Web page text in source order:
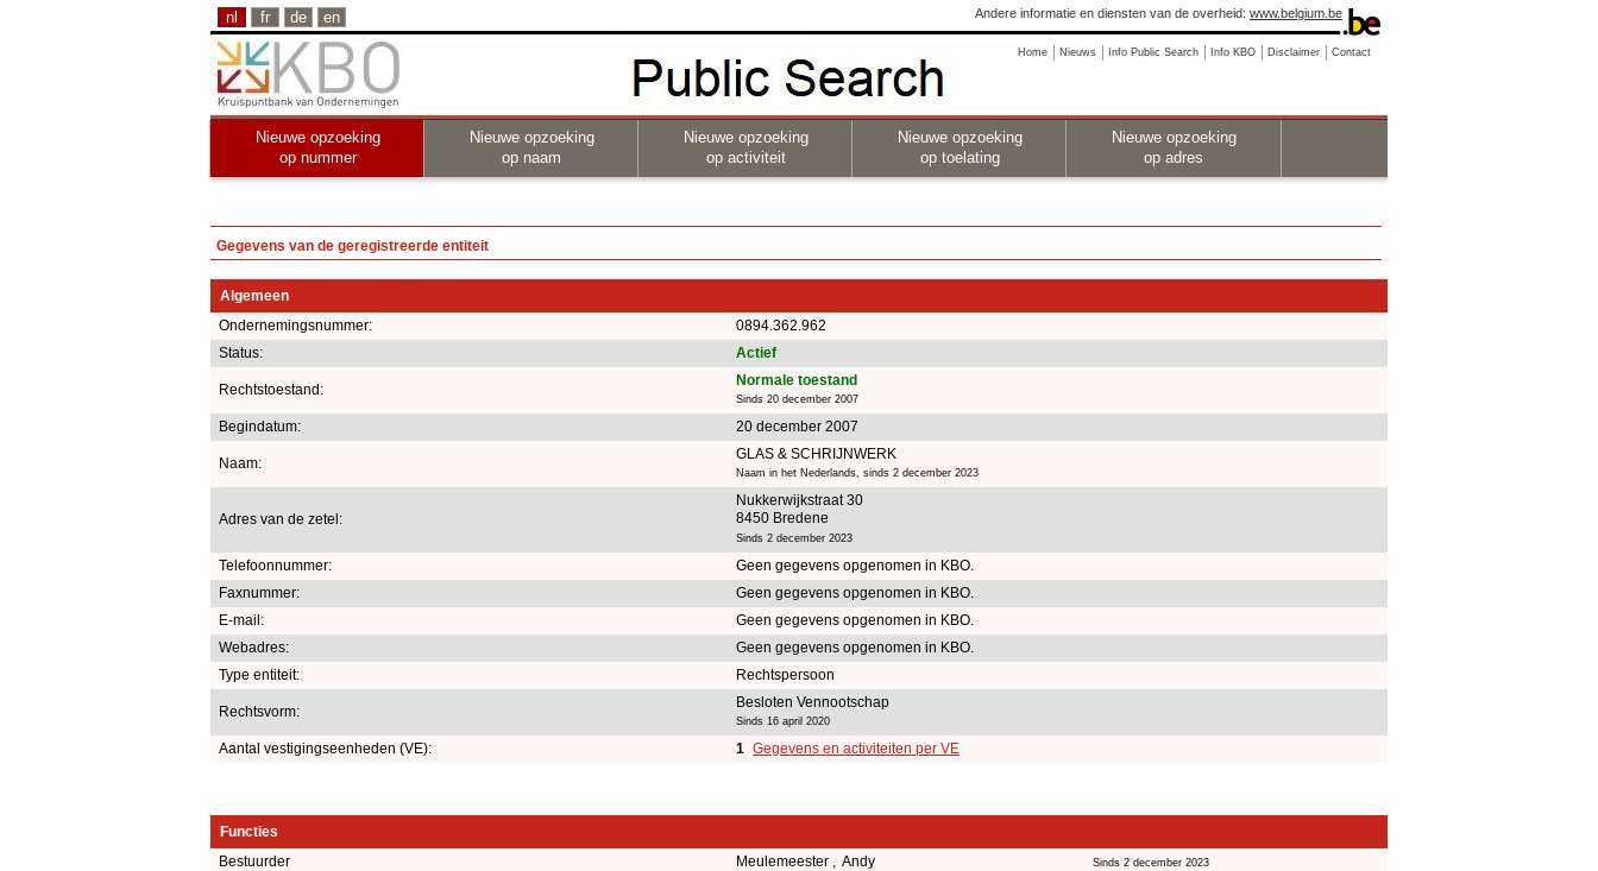
nl fr de en Andere informatie en diensten van de overheid: www.belgium.be
Home Nieuws Info Public Search Info KBO Disclaimer Contact
Nieuwe opzoeking
op nummer
Nieuwe opzoeking
op naam
Nieuwe opzoeking
op activiteit
Nieuwe opzoeking
op toelating
Nieuwe opzoeking
op adres
Gegevens van de geregistreerde entiteit
Algemeen
Ondernemingsnummer:
0894.362.962
Status:
Actief
Rechtstoestand:
Normale toestand
Sinds 20 december 2007
Begindatum: 20 december 2007
Naam:
GLAS & SCHRIJNWERK
Naam in het Nederlands, sinds 2 december 2023
Adres van de zetel:
Nukkerwijkstraat 30
8450 Bredene
Sinds 2 december 2023
Telefoonnummer:
Geen gegevens opgenomen in KBO.
Faxnummer:
Geen gegevens opgenomen in KBO.
E-mail:
Geen gegevens opgenomen in KBO.
Webadres:
Geen gegevens opgenomen in KBO.
Type entiteit:
Rechtspersoon
Rechtsvorm:
Besloten Vennootschap
Sinds 16 april 2020
Aantal vestigingseenheden (VE): 1 Gegevens en activiteiten per VE
Functies
Bestuurder
Meulemeester , Andy Sinds 2 december 2023